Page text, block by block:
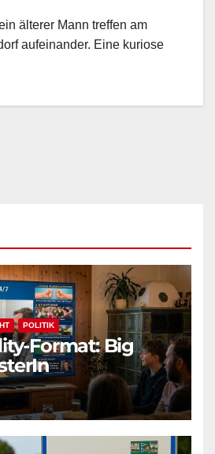
älterer Mann treffen am
aufeinander. Eine kuriose
POLITIK
Format: Big